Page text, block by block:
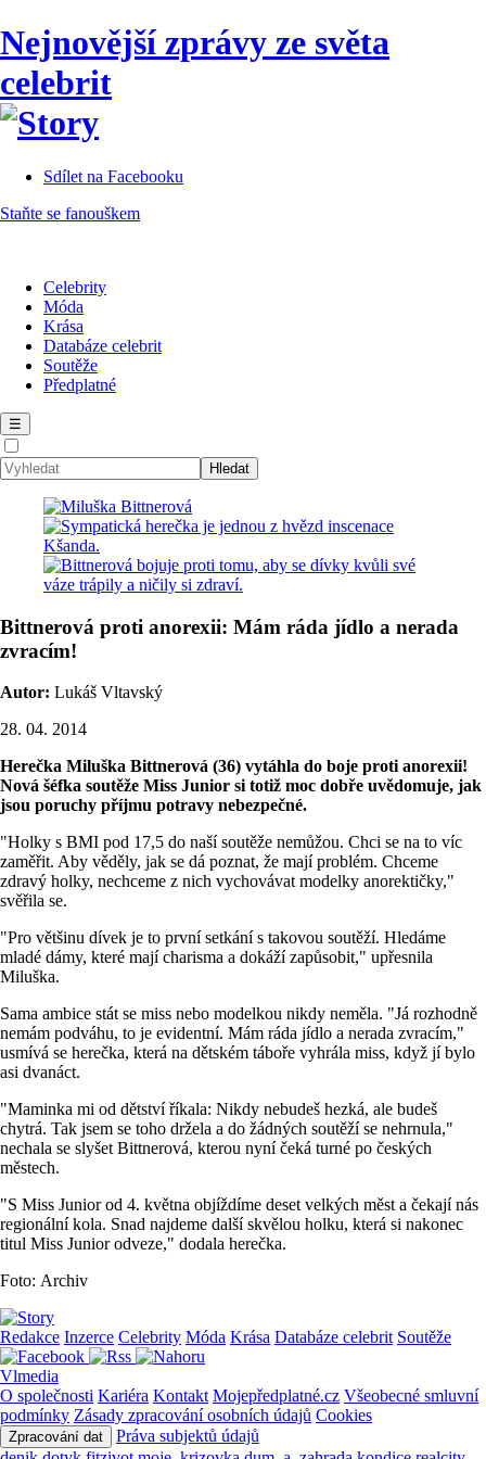
Nejnovější zprávy ze světa
celebrit
Sdílet na Facebooku
Staňte se fanouškem
Celebrity
Móda
Krása
Databáze celebrit
Soutěže
Předplatné
☰
Bittnerová proti anorexii: Mám ráda jídlo a nerada
zvracím!
Autor: Lukáš Vltavský
28. 04. 2014
Herečka Miluška Bittnerová (36) vytáhla do boje proti anorexii!
Nová šéfka soutěže Miss Junior si totiž moc dobře uvědomuje, jak
jsou poruchy příjmu potravy nebezpečné.
"Holky s BMI pod 17,5 do naší soutěže nemůžou. Chci se na to víc
zaměřit. Aby věděly, jak se dá poznat, že mají problém. Chceme
zdravý holky, nechceme z nich vychovávat modelky anorektičky,"
svěřila se.
"Pro většinu dívek je to první setkání s takovou soutěží. Hledáme
mladé dámy, které mají charisma a dokáží zapůsobit," upřesnila
Miluška.
Sama ambice stát se miss nebo modelkou nikdy neměla. "Já rozhodně
nemám podváhu, to je evidentní. Mám ráda jídlo a nerada zvracím,"
usmívá se herečka, která na dětském táboře vyhrála miss, když jí bylo
asi dvanáct.
"Maminka mi od dětství říkala: Nikdy nebudeš hezká, ale budeš
chytrá. Tak jsem se toho držela a do žádných soutěží se nehrnula,"
nechala se slyšet Bittnerová, kterou nyní čeká turné po českých
městech.
"S Miss Junior od 4. května objíždíme deset velkých měst a čekají nás
regionální kola. Snad najdeme další skvělou holku, která si nakonec
titul Miss Junior odveze," dodala herečka.
Foto: Archiv
Redakce Inzerce Celebrity Móda Krása Databáze celebrit Soutěže
Vlmedia
O společnosti Kariéra Kontakt Mojepředplatné.cz Všeobecné smluvní
podmínky Zásady zpracování osobních údajů Cookies
Zpracování dat
Práva subjektů údajů